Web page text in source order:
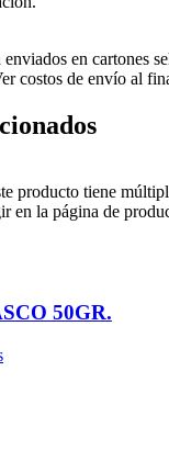
en cartones
costos de envío al
producto tiene
en la página de
50GR.